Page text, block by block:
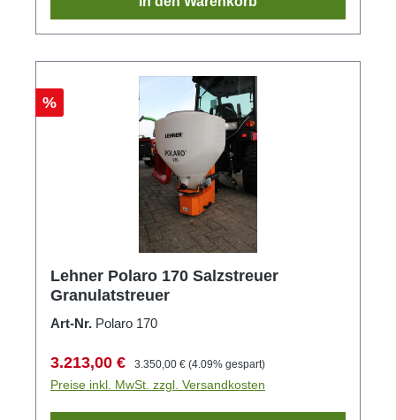
Rabatt
%
Lehner Polaro 170 Salzstreuer
Granulatstreuer
Art-Nr. Polaro 170
Verkaufspreis:
3.213,00 € Regulärer Preis:
3.350,00 € (4.09% gespart)
Preise inkl. MwSt. zzgl. Versandkosten